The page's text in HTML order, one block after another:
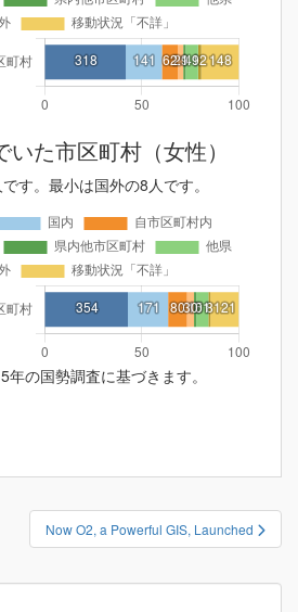
た市区町村（女性）
す。最小は国外の8人です。
の国勢調査に基づきます。
Now O2, a Powerful GIS, Launched